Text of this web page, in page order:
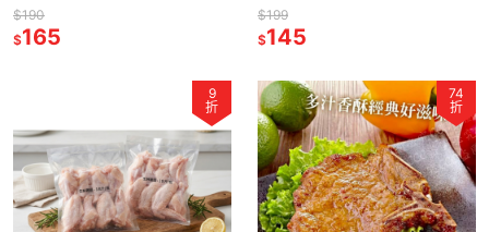
酒香濃郁、馥郁芬芳
$190
$165
膩，一口咬下「卡滋！」雞肉鮮
嫩多汁，直接勾起你對夜市的回
$199
$145
9
折
74
折